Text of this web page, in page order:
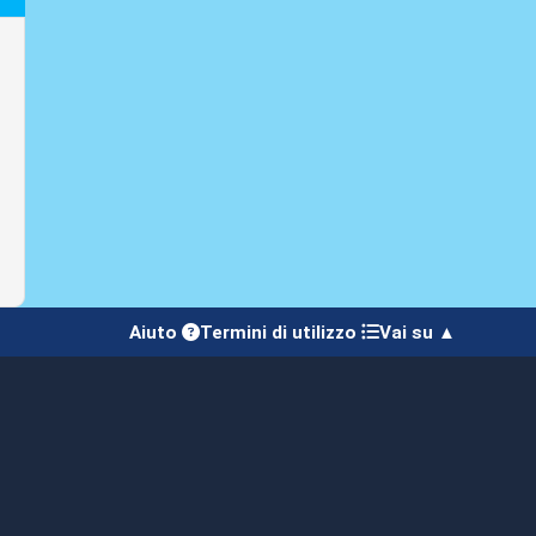
Aiuto Termini di utilizzo Vai su ▲